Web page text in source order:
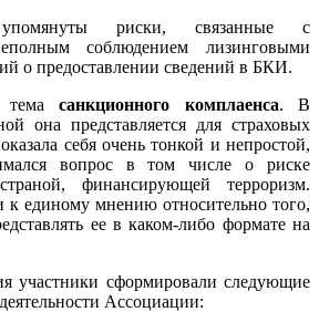
риски, связанные с
соблюдением лизинговыми
о предоставлении сведений в БКИ.
темасанкционного комплаенса. В
она представляется для страховых
себя очень тонкой и непростой,
вопрос в том числе о риске
финансирующей терроризм.
единому мнению относительно того,
ее в каком-либо формате на
участники сформировали следующие
Ассоциации: